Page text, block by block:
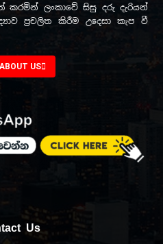
කරමින් ලංකාවේ සිසු දරු දැරියන්
ප්‍රචලිත කිරීම උදෙසා කැප වී
US
Us